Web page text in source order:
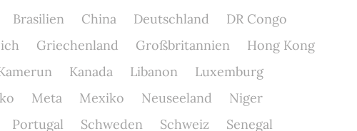
Brasilien China Deutschland
DR Congo
Griechenland Großbritannien
Hong Kong
Kanada Libanon
Luxemburg
Meta Mexiko Neuseeland
Niger
Portugal Schweden Schweiz
Senegal